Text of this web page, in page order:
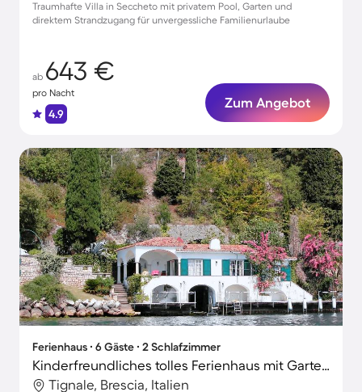
Traumhafte Villa in Seccheto mit privatem Pool, Garten und
direktem Strandzugang für unvergessliche Familienurlaube
ab 643 €
pro Nacht
4.9
Zum Angebot
Ferienhaus ∙ 6 Gäste ∙ 2 Schlafzimmer
Kinderfreundliches tolles Ferienhaus mit Garten, Grill und Terrasse | Bergblick | Neben dem Strand
Tignale, Brescia, Italien